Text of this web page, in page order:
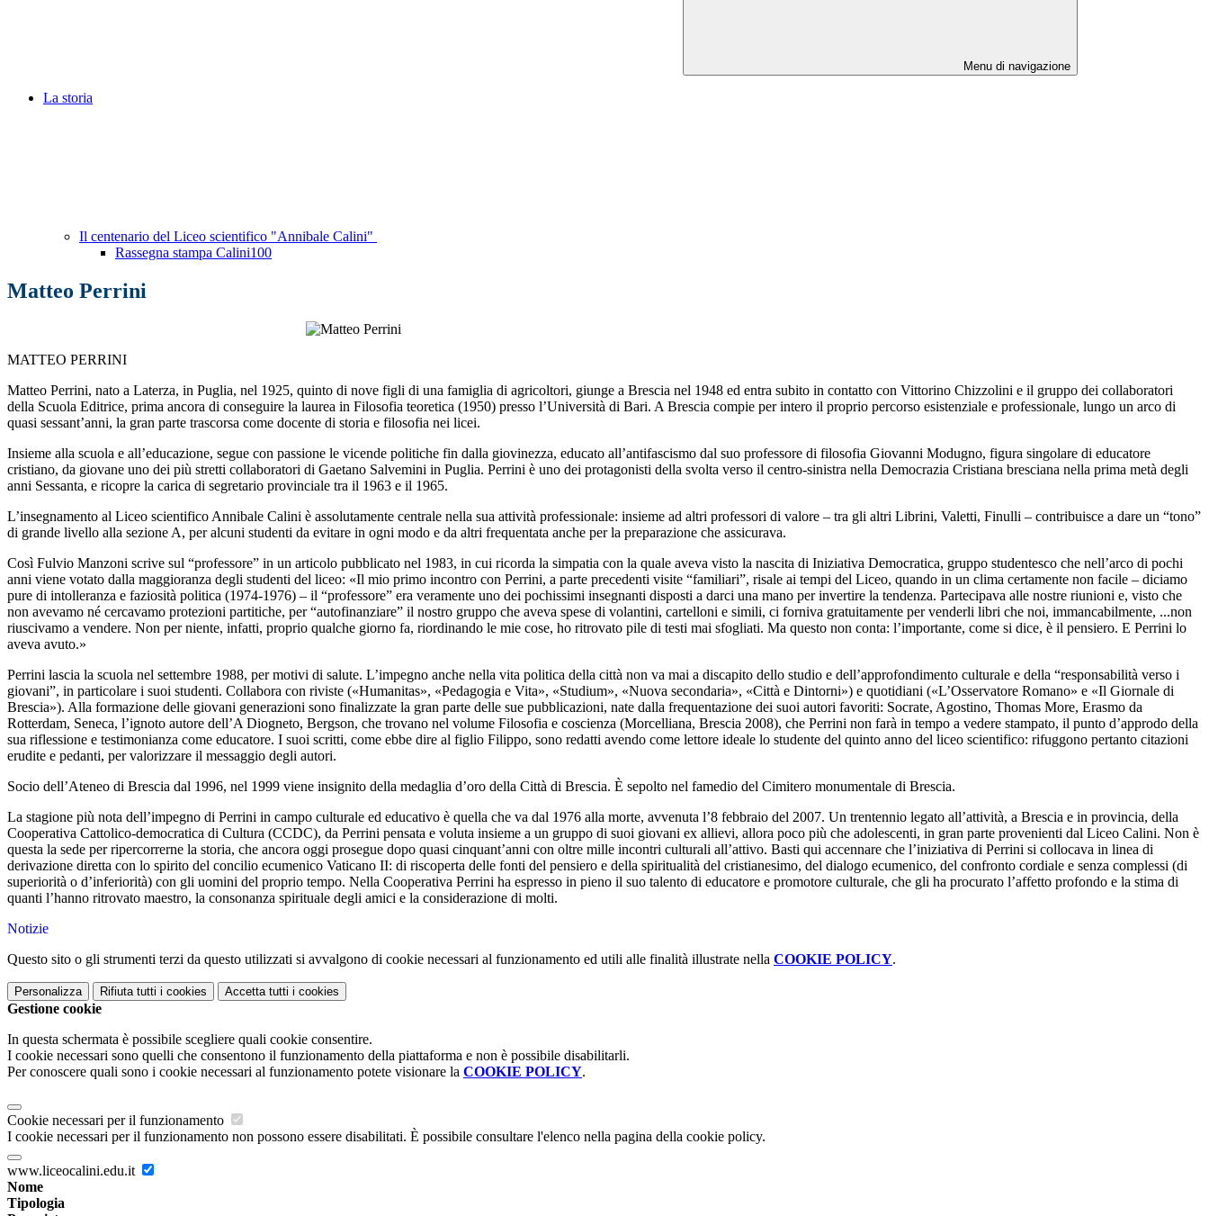
Menu di navigazione
La storia
Il centenario del Liceo scientifico "Annibale Calini"
Rassegna stampa Calini100
Matteo Perrini
MATTEO PERRINI
Matteo Perrini, nato a Laterza, in Puglia, nel 1925, quinto di nove figli di una famiglia di agricoltori, giunge a Brescia nel 1948 ed entra subito in contatto con Vittorino Chizzolini e il gruppo dei collaboratori
della Scuola Editrice, prima ancora di conseguire la laurea in Filosofia teoretica (1950) presso l’Università di Bari. A Brescia compie per intero il proprio percorso esistenziale e professionale, lungo un arco di
quasi sessant’anni, la gran parte trascorsa come docente di storia e filosofia nei licei.
Insieme alla scuola e all’educazione, segue con passione le vicende politiche fin dalla giovinezza, educato all’antifascismo dal suo professore di filosofia Giovanni Modugno, figura singolare di educatore
cristiano, da giovane uno dei più stretti collaboratori di Gaetano Salvemini in Puglia. Perrini è uno dei protagonisti della svolta verso il centro-sinistra nella Democrazia Cristiana bresciana nella prima metà degli
anni Sessanta, e ricopre la carica di segretario provinciale tra il 1963 e il 1965.
L’insegnamento al Liceo scientifico Annibale Calini è assolutamente centrale nella sua attività professionale: insieme ad altri professori di valore – tra gli altri Librini, Valetti, Finulli – contribuisce a dare un “tono”
di grande livello alla sezione A, per alcuni studenti da evitare in ogni modo e da altri frequentata anche per la preparazione che assicurava.
Così Fulvio Manzoni scrive sul “professore” in un articolo pubblicato nel 1983, in cui ricorda la simpatia con la quale aveva visto la nascita di Iniziativa Democratica, gruppo studentesco che nell’arco di pochi
anni viene votato dalla maggioranza degli studenti del liceo: «Il mio primo incontro con Perrini, a parte precedenti visite “familiari”, risale ai tempi del Liceo, quando in un clima certamente non facile – diciamo
pure di intolleranza e faziosità politica (1974-1976) – il “professore” era veramente uno dei pochissimi insegnanti disposti a darci una mano per invertire la tendenza. Partecipava alle nostre riunioni e, visto che
non avevamo né cercavamo protezioni partitiche, per “autofinanziare” il nostro gruppo che aveva spese di volantini, cartelloni e simili, ci forniva gratuitamente per venderli libri che noi, immancabilmente, ...non
riuscivamo a vendere. Non per niente, infatti, proprio qualche giorno fa, riordinando le mie cose, ho ritrovato pile di testi mai sfogliati. Ma questo non conta: l’importante, come si dice, è il pensiero. E Perrini lo
aveva avuto.»
Perrini lascia la scuola nel settembre 1988, per motivi di salute. L’impegno anche nella vita politica della città non va mai a discapito dello studio e dell’approfondimento culturale e della “responsabilità verso i
giovani”, in particolare i suoi studenti. Collabora con riviste («Humanitas», «Pedagogia e Vita», «Studium», «Nuova secondaria», «Città e Dintorni») e quotidiani («L’Osservatore Romano» e «Il Giornale di
Brescia»). Alla formazione delle giovani generazioni sono finalizzate la gran parte delle sue pubblicazioni, nate dalla frequentazione dei suoi autori favoriti: Socrate, Agostino, Thomas More, Erasmo da
Rotterdam, Seneca, l’ignoto autore dell’A Diogneto, Bergson, che trovano nel volume Filosofia e coscienza (Morcelliana, Brescia 2008), che Perrini non farà in tempo a vedere stampato, il punto d’approdo della
sua riflessione e testimonianza come educatore. I suoi scritti, come ebbe dire al figlio Filippo, sono redatti avendo come lettore ideale lo studente del quinto anno del liceo scientifico: rifuggono pertanto citazioni
erudite e pedanti, per valorizzare il messaggio degli autori.
Socio dell’Ateneo di Brescia dal 1996, nel 1999 viene insignito della medaglia d’oro della Città di Brescia. È sepolto nel famedio del Cimitero monumentale di Brescia.
La stagione più nota dell’impegno di Perrini in campo culturale ed educativo è quella che va dal 1976 alla morte, avvenuta l’8 febbraio del 2007. Un trentennio legato all’attività, a Brescia e in provincia, della
Cooperativa Cattolico-democratica di Cultura (CCDC), da Perrini pensata e voluta insieme a un gruppo di suoi giovani ex allievi, allora poco più che adolescenti, in gran parte provenienti dal Liceo Calini. Non è
questa la sede per ripercorrerne la storia, che ancora oggi prosegue dopo quasi cinquant’anni con oltre mille incontri culturali all’attivo. Basti qui accennare che l’iniziativa di Perrini si collocava in linea di
derivazione diretta con lo spirito del concilio ecumenico Vaticano II: di riscoperta delle fonti del pensiero e della spiritualità del cristianesimo, del dialogo ecumenico, del confronto cordiale e senza complessi (di
superiorità o d’inferiorità) con gli uomini del proprio tempo. Nella Cooperativa Perrini ha espresso in pieno il suo talento di educatore e promotore culturale, che gli ha procurato l’affetto profondo e la stima di
quanti l’hanno ritrovato maestro, la consonanza spirituale degli amici e la considerazione di molti.
Notizie
Questo sito o gli strumenti terzi da questo utilizzati si avvalgono di cookie necessari al funzionamento ed utili alle finalità illustrate nella COOKIE POLICY.
Personalizza Rifiuta tutti i cookies Accetta tutti i cookies
Gestione cookie
In questa schermata è possibile scegliere quali cookie consentire.
I cookie necessari sono quelli che consentono il funzionamento della piattaforma e non è possibile disabilitarli.
Per conoscere quali sono i cookie necessari al funzionamento potete visionare la COOKIE POLICY.
Cookie necessari per il funzionamento
I cookie necessari per il funzionamento non possono essere disabilitati. È possibile consultare l'elenco nella pagina della cookie policy.
www.liceocalini.edu.it
Nome
Tipologia